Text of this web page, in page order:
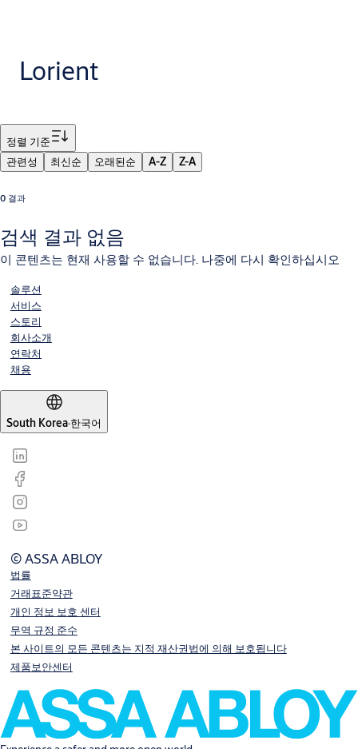
Lorient
터
정렬 기준
관련성
최신순 오래된순 A-Z Z-A
0 결과
검색 결과 없음
이 콘텐츠는 현재 사용할 수 없습니다. 나중에 다시 확인하십시오
솔루션
서비스
스토리
회사소개
연락처
채용
South Korea·한국어
© ASSA ABLOY
법률
거래표준약관
개인 정보 보호 센터
무역 규정 준수
본 사이트의 모든 콘텐츠는 지적 재산권법에 의해 보호됩니다
제품보안센터